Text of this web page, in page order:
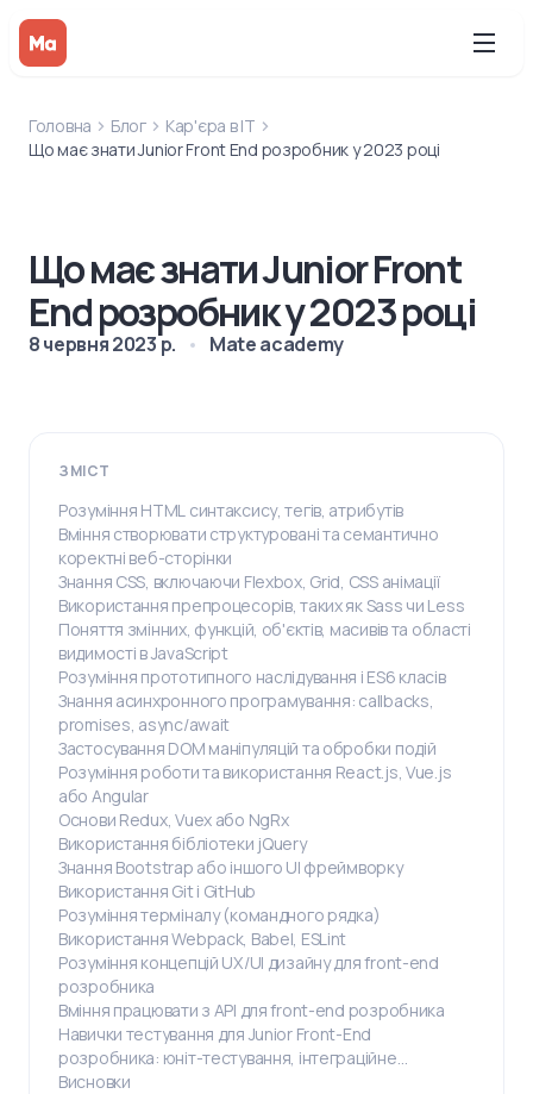
Головна Блог
Кар'єра в IT
Що має знати Junior Front End розробник у 2023 році
Що має знати Junior Front
End розробник у 2023 році
8 червня 2023 р. Mate academy
ЗМІСТ
Розуміння HTML синтаксису, тегів, атрибутів
Вміння створювати структуровані та семантично
коректні веб-сторінки
Знання CSS, включаючи Flexbox, Grid, CSS анімації
Використання препроцесорів, таких як Sass чи Less
Поняття змінних, функцій, об'єктів, масивів та області
видимості в JavaScript
Розуміння прототипного наслідування і ES6 класів
Знання асинхронного програмування: callbacks,
promises, async/await
Застосування DOM маніпуляцій та обробки подій
Розуміння роботи та використання React.js, Vue.js
або Angular
Основи Redux, Vuex або NgRx
Використання бібліотеки jQuery
Знання Bootstrap або іншого UI фреймворку
Використання Git і GitHub
Розуміння терміналу (командного рядка)
Використання Webpack, Babel, ESLint
Розуміння концепцій UX/UI дизайну для front-end
розробника
Вміння працювати з API для front-end розробника
Навички тестування для Junior Front-End
розробника: юніт-тестування, інтеграційне
тестування, E2E тестування
Висновки